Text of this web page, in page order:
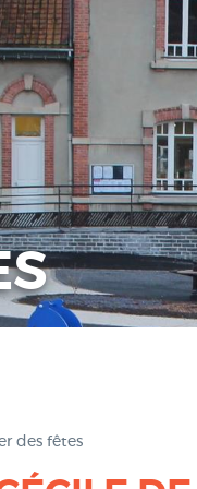
des fêtes